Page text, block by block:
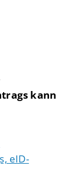
kann
eID-